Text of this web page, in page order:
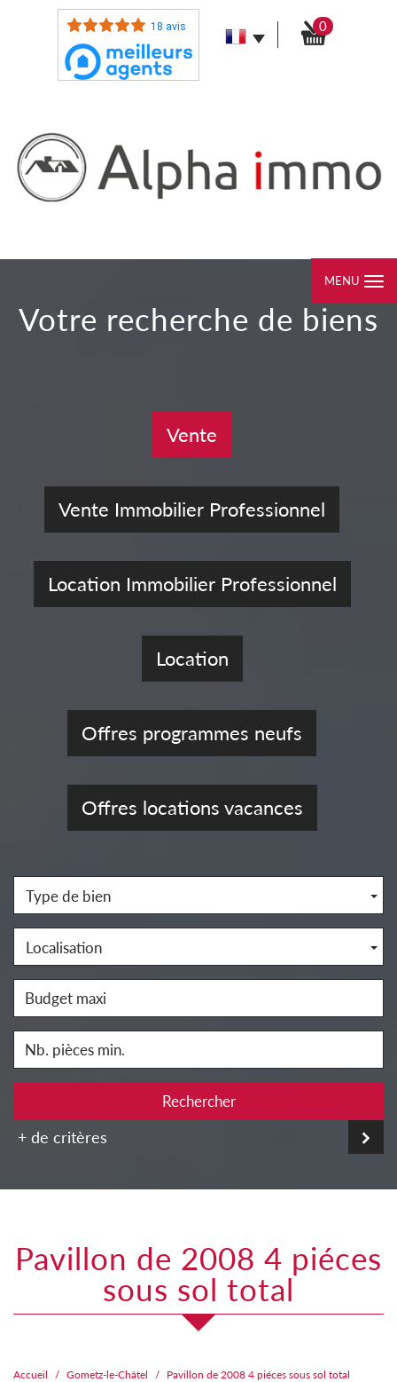
18 avis 0
MENU
votre recherche de biens
Vente
Vente Immobilier Professionnel
Location Immobilier Professionnel
Location
Offres programmes neufs
Offres locations vacances
Type de bien
Localisation
Rechercher
+ de critères
pavillon de 2008 4 piéces
sous sol total
Accueil Gometz-le-Châtel Pavillon de 2008 4 piéces sous sol total